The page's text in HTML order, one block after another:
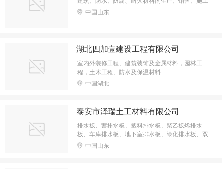
中国山东
湖北四加壹建设工程有限公司
室内外装修工程、建筑装饰及金属材料，园林工
程，土木工程、防水及保温材料
中国湖北
泰安市泽瑞土工材料有限公司
排水板、蓄排水板、塑料排水板、聚乙板烯排水
板、车库排水板、地下室排水板、绿化排水板、双
面排水板、土工布、土工膜、复合土工膜
中国山东